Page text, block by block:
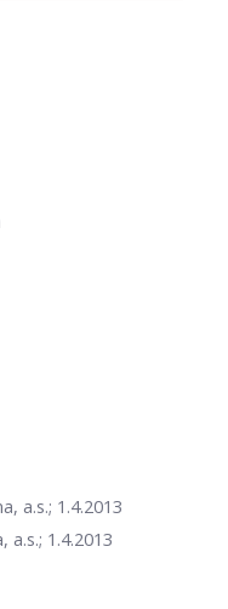
a.s.; 1.4.2013
a.s.; 1.4.2013